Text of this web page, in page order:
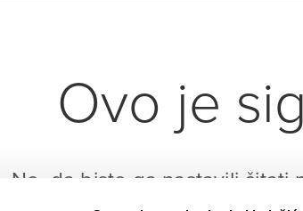
Ovo je
No, da biste ga nastavili čitati